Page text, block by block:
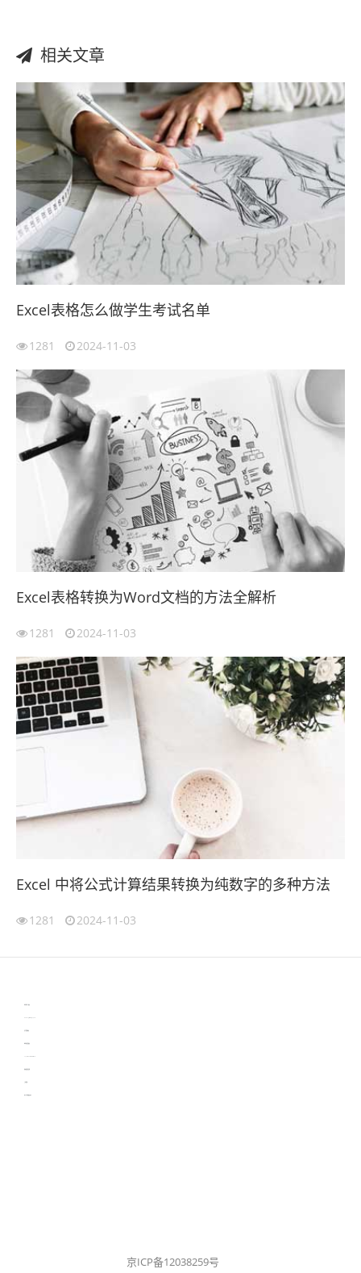
相关文章
Excel表格怎么做学生考试名单
1281 2024-11-03
Excel表格转换为Word文档的方法全解析
1281 2024-11-03
Excel 中将公式计算结果转换为纯数字的多种方法
1281 2024-11-03
京ICP备12038259号